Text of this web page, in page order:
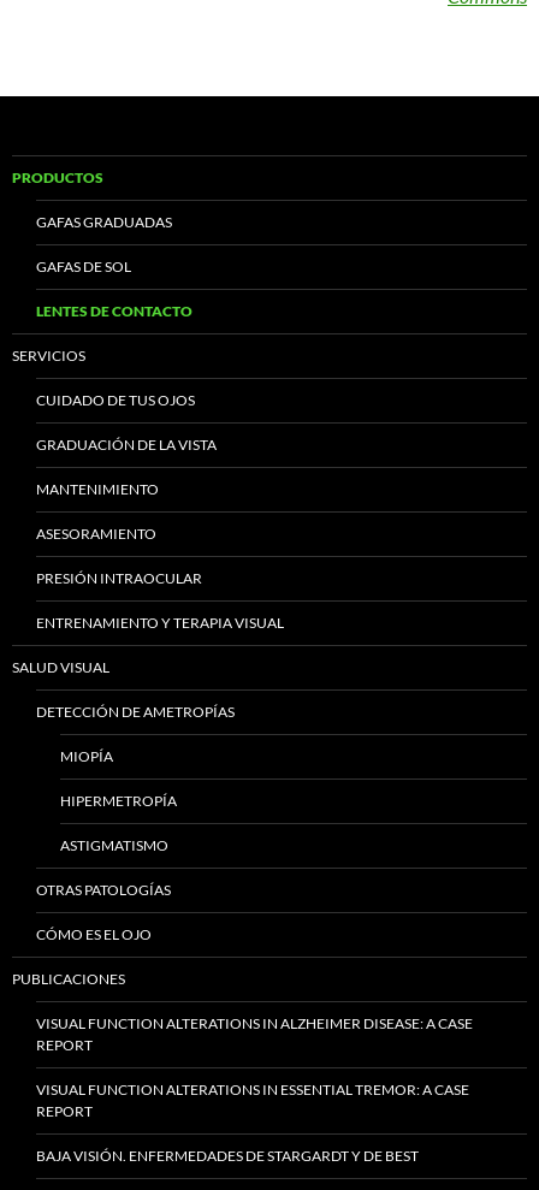
PRODUCTOS
GAFAS GRADUADAS
GAFAS DE SOL
LENTES DE CONTACTO
SERVICIOS
CUIDADO DE TUS OJOS
GRADUACIÓN DE LA VISTA
MANTENIMIENTO
ASESORAMIENTO
PRESIÓN INTRAOCULAR
ENTRENAMIENTO Y TERAPIA VISUAL
SALUD VISUAL
DETECCIÓN DE AMETROPÍAS
MIOPÍA
HIPERMETROPÍA
ASTIGMATISMO
OTRAS PATOLOGÍAS
CÓMO ES EL OJO
PUBLICACIONES
VISUAL FUNCTION ALTERATIONS IN ALZHEIMER DISEASE: A CASE
REPORT
VISUAL FUNCTION ALTERATIONS IN ESSENTIAL TREMOR: A CASE
REPORT
BAJA VISIÓN. ENFERMEDADES DE STARGARDT Y DE BEST